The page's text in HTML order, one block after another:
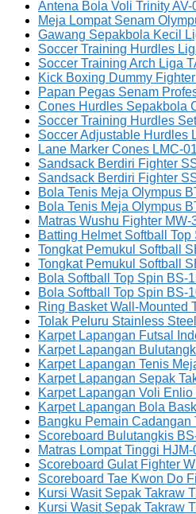
Antena Bola Voli Trinity AV-
Meja Lompat Senam
Gawang Sepakbola Kecil
Soccer Training Hurdles
Soccer Training Arch Liga
Kick Boxing Dummy
Papan Pegas Senam
Cones Hurdles Sepakbola
Soccer Training Hurdles
Soccer Adjustable Hurdles
Lane Marker Cones LMC-
Sandsack Berdiri Fighter
Sandsack Berdiri Fighter
Bola Tenis Meja Olympus
Bola Tenis Meja Olympus
Matras Wushu Fighter MW-
Batting Helmet Softball
Tongkat Pemukul Softball
Tongkat Pemukul Softball
Bola Softball Top Spin BS-
Bola Softball Top Spin BS-
Ring Basket Wall-Mounted
Tolak Peluru Stainless
Karpet Lapangan Futsal
Karpet Lapangan
Karpet Lapangan Tenis
Karpet Lapangan Sepak
Karpet Lapangan Voli Enlio
Karpet Lapangan Bola
Bangku Pemain Cadangan
Scoreboard Bulutangkis
Matras Lompat Tinggi HJM-
Scoreboard Gulat Fighter
Scoreboard Tae Kwon Do
Kursi Wasit Sepak Takraw
Kursi Wasit Sepak Takraw